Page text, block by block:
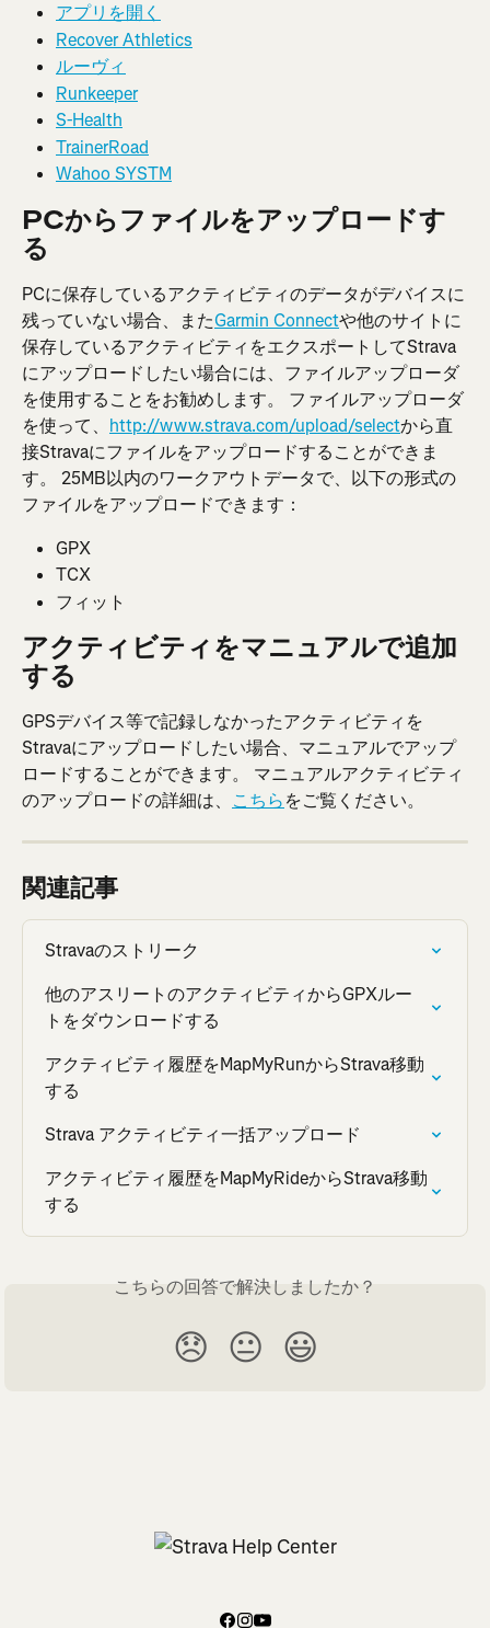
アプリを開く
Recover Athletics
ルーヴィ
Runkeeper
S-Health
TrainerRoad
Wahoo SYSTM
PCからファイルをアップロードす
る
PCに保存しているアクティビティのデータがデバイスに
残っていない場合、またGarmin Connectや他のサイトに
保存しているアクティビティをエクスポートしてStrava
にアップロードしたい場合には、ファイルアップローダ
を使用することをお勧めします。 ファイルアップローダ
を使って、 http://www.strava.com/upload/selectから直
接Stravaにファイルをアップロードすることができま
す。 25MB以内のワークアウトデータで、以下の形式の
ファイルをアップロードできます：
GPX
TCX
フィット
アクティビティをマニュアルで追加
する
GPSデバイス等で記録しなかったアクティビティを
Stravaにアップロードしたい場合、マニュアルでアップ
ロードすることができます。 マニュアルアクティビティ
のアップロードの詳細は、 こちらをご覧ください。
関連記事
Stravaのストリーク
他のアスリートのアクティビティからGPXルー
トをダウンロードする
アクティビティ履歴をMapMyRunからStrava移動
する
Strava アクティビティ一括アップロード
アクティビティ履歴をMapMyRideからStrava移動
する
こちらの回答で解決しましたか？
😞 😐 😃